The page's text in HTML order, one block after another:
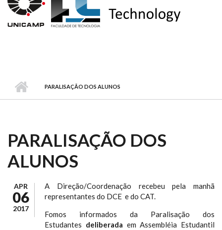
PARALISAÇÃO DOS ALUNOS
PARALISAÇÃO DOS
ALUNOS
APR
06
2017
A Direção/Coordenação recebeu pela manhã
representantes do DCE e do CAT.
Fomos informados da Paralisação dos
Estudantes deliberada em Assembléia Estudantil